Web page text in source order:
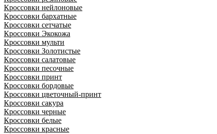
Кроссовки нейлоновые
Кроссовки бархатные
Кроссовки сетчатые
Кроссовки Экокожа
Кроссовки мульти
Кроссовки Золотистые
Кроссовки салатовые
Кроссовки песочные
Кроссовки принт
Кроссовки бордовые
Кроссовки цветочный-принт
Кроссовки сакура
Кроссовки черные
Кроссовки белые
Кроссовки красные